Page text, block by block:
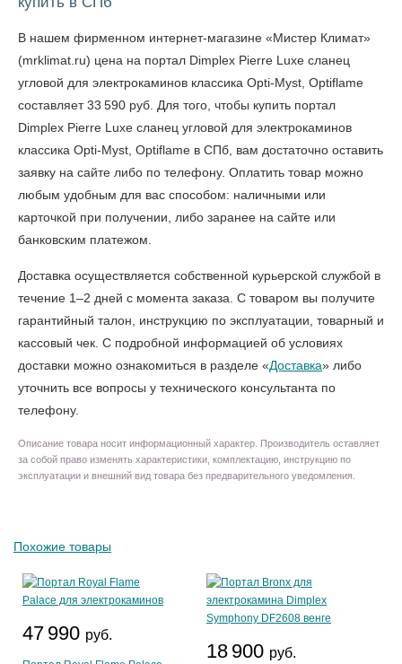
В нашем фирменном интернет-магазине «Мистер Климат»
(mrklimat.ru) цена на портал Dimplex Pierre Luxe сланец
угловой для электрокаминов классика Opti-Myst, Optiflame
составляет 33 590 руб. Для того, чтобы купить портал
Dimplex Pierre Luxe сланец угловой для электрокаминов
классика Opti-Myst, Optiflame в СПб , вам достаточно оставить
заявку на сайте либо по телефону. Оплатить товар можно
любым удобным для вас способом: наличными или
карточкой при получении, либо заранее на сайте или
банковским платежом.
Доставка осуществляется собственной курьерской службой в
течение 1–2 дней с момента заказа. С товаром вы получите
гарантийный талон, инструкцию по эксплуатации, товарный и
кассовый чек. С подробной информацией об условиях
доставки можно ознакомиться в разделе «Доставка» либо
уточнить все вопросы у технического консультанта по
телефону.
Описание товара носит информационный характер. Производитель оставляет
за собой право изменять характеристики, комплектацию, инструкцию по
эксплуатации и внешний вид товара без предварительного уведомления.
Похожие товары
47 990 руб.
18 900 руб.